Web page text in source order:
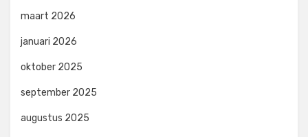
maart 2026
januari 2026
oktober 2025
september 2025
augustus 2025